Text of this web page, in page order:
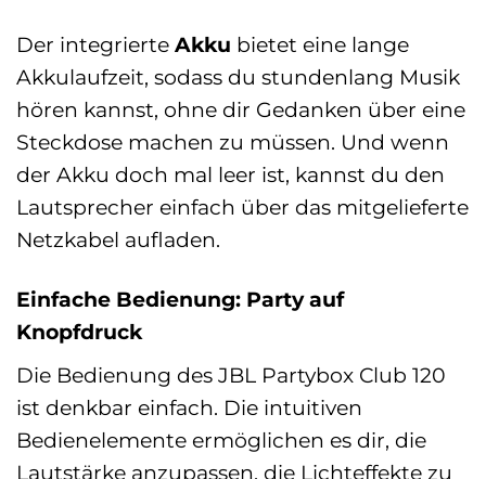
Der integrierte Akku bietet eine lange
Akkulaufzeit, sodass du stundenlang Musik
hören kannst, ohne dir Gedanken über eine
Steckdose machen zu müssen. Und wenn
der Akku doch mal leer ist, kannst du den
Lautsprecher einfach über das mitgelieferte
Netzkabel aufladen.
Einfache Bedienung: Party auf
Knopfdruck
Die Bedienung des JBL Partybox Club 120
ist denkbar einfach. Die intuitiven
Bedienelemente ermöglichen es dir, die
Lautstärke anzupassen, die Lichteffekte zu